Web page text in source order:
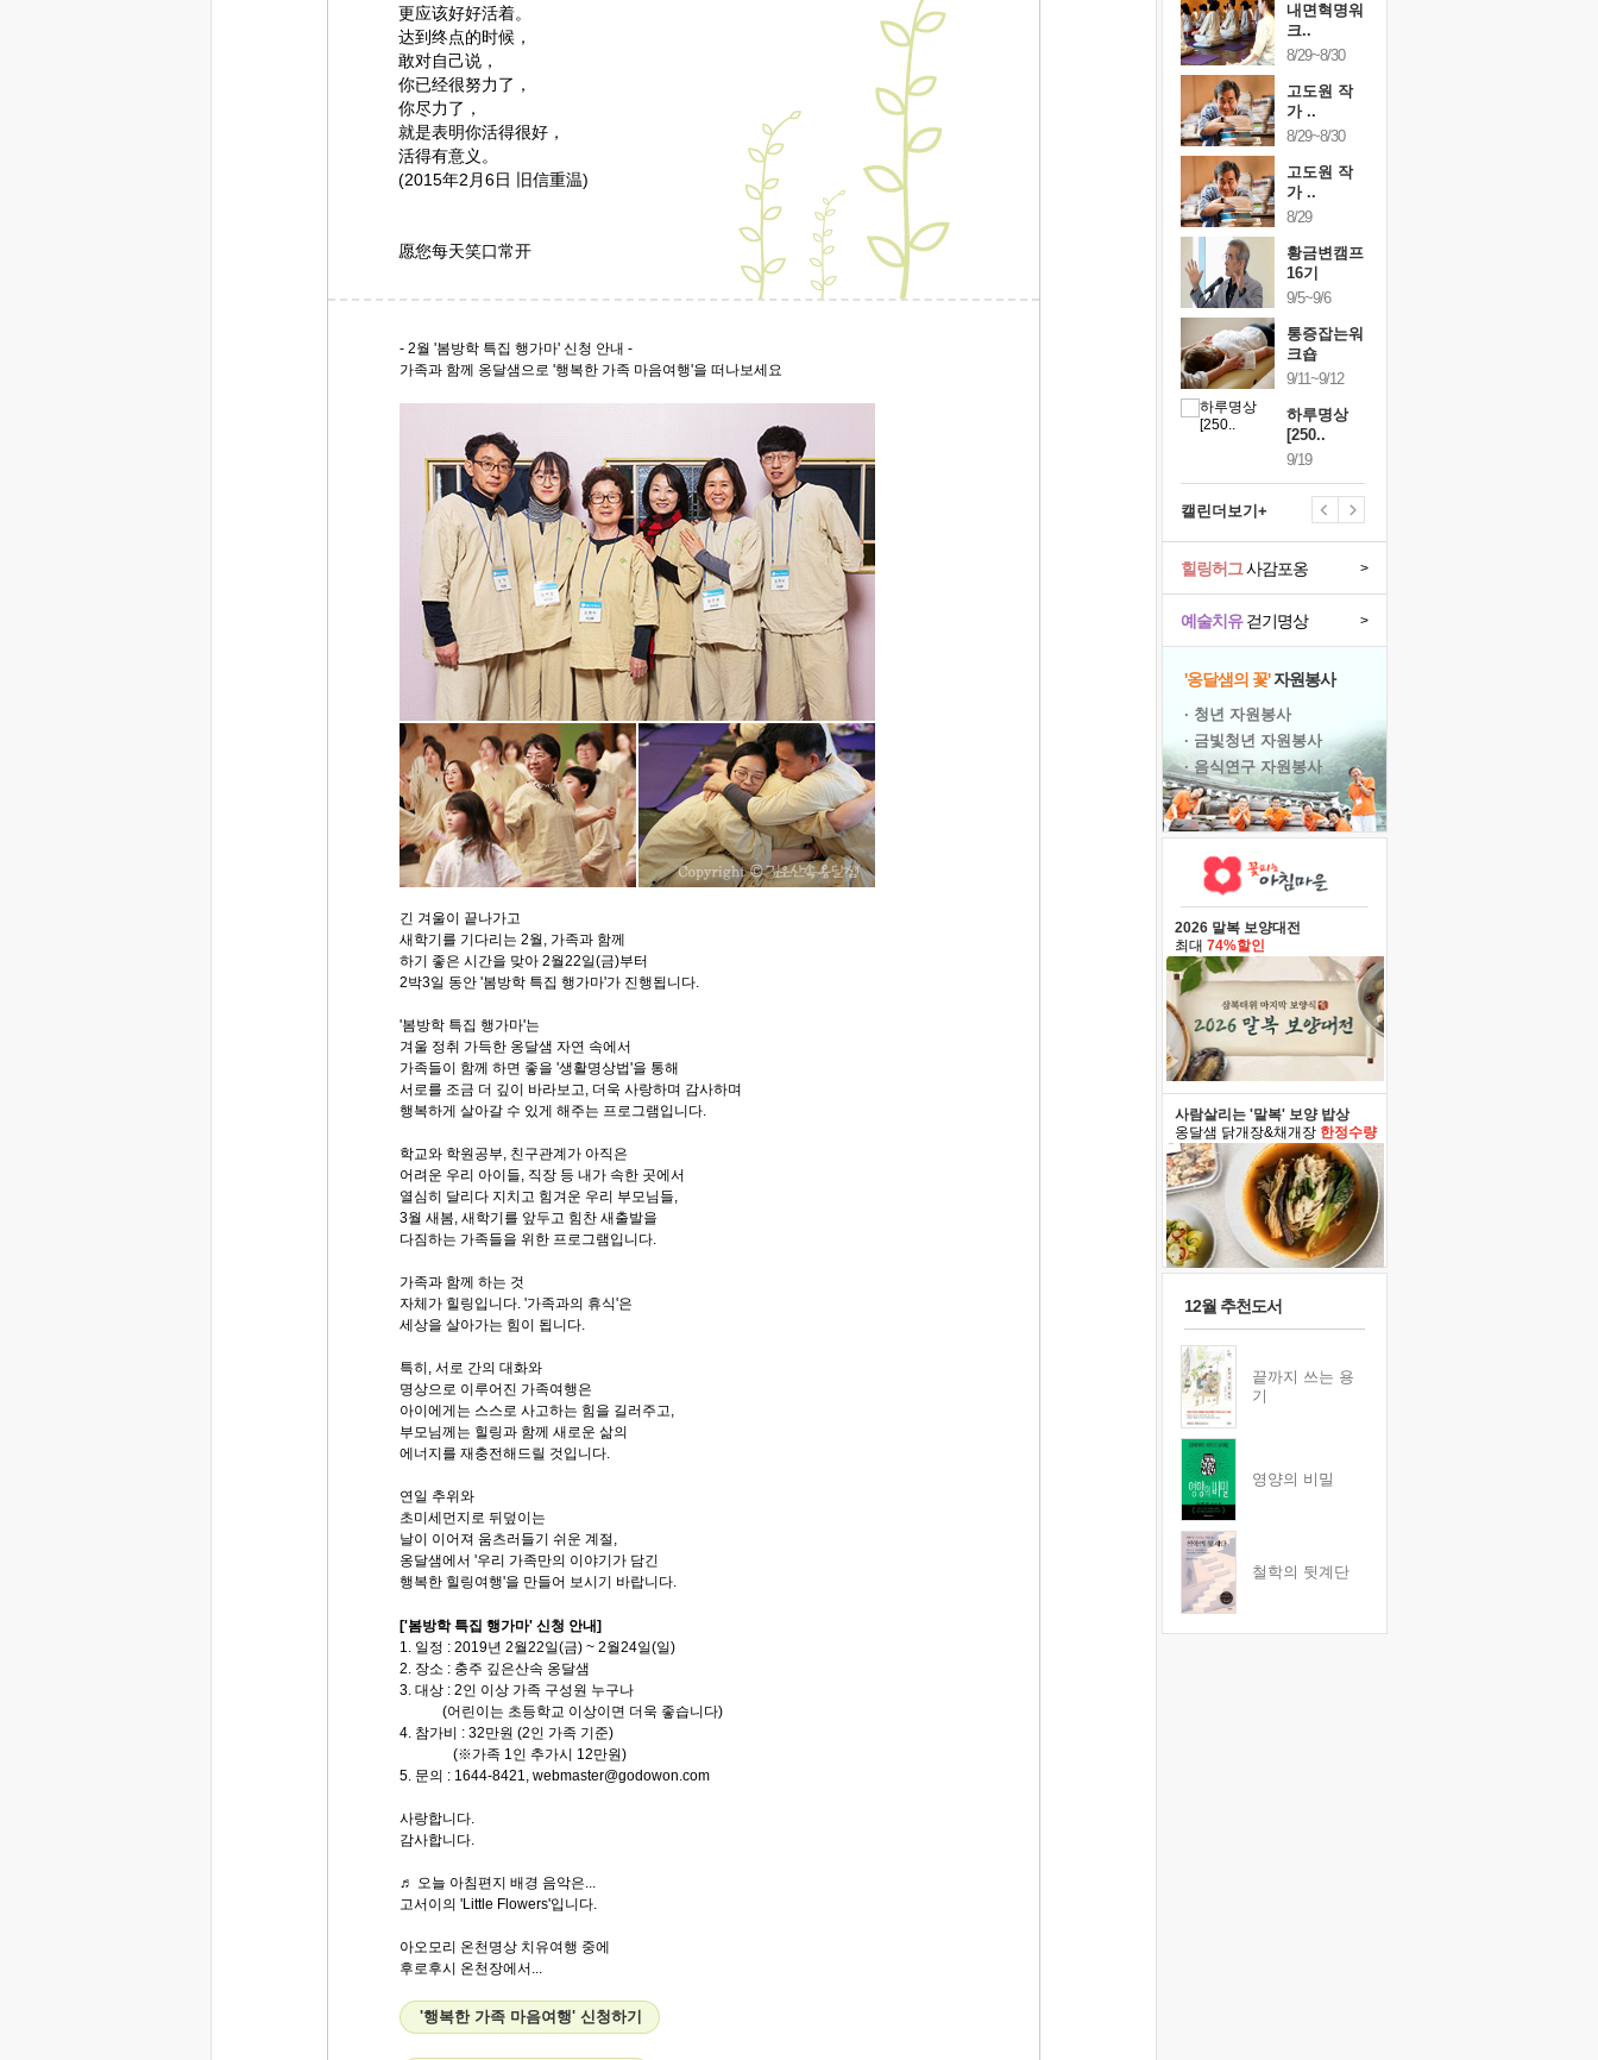
更应该好好活着。
达到终点的时候，
敢对自己说，
你已经很努力了，
你尽力了，
就是表明你活得很好，
活得有意义。
(2015年2月6日 旧信重温)
愿您每天笑口常开
- 2월 '봄방학 특집 행가마' 신청 안내 -
가족과 함께 옹달샘으로 '행복한 가족 마음여행'을 떠나보세요
긴 겨울이 끝나가고
새학기를 기다리는 2월, 가족과 함께
하기 좋은 시간을 맞아 2월22일(금)부터
2박3일 동안 '봄방학 특집 행가마'가 진행됩니다.
'봄방학 특집 행가마'는
겨울 정취 가득한 옹달샘 자연 속에서
가족들이 함께 하면 좋을 '생활명상법'을 통해
서로를 조금 더 깊이 바라보고, 더욱 사랑하며 감사하며
행복하게 살아갈 수 있게 해주는 프로그램입니다.
학교와 학원공부, 친구관계가 아직은
어려운 우리 아이들, 직장 등 내가 속한 곳에서
열심히 달리다 지치고 힘겨운 우리 부모님들,
3월 새봄, 새학기를 앞두고 힘찬 새출발을
다짐하는 가족들을 위한 프로그램입니다.
가족과 함께 하는 것
자체가 힐링입니다. '가족과의 휴식'은
세상을 살아가는 힘이 됩니다.
특히, 서로 간의 대화와
명상으로 이루어진 가족여행은
아이에게는 스스로 사고하는 힘을 길러주고,
부모님께는 힐링과 함께 새로운 삶의
에너지를 재충전해드릴 것입니다.
연일 추위와
초미세먼지로 뒤덮이는
날이 이어져 움츠러들기 쉬운 계절,
옹달샘에서 '우리 가족만의 이야기가 담긴
행복한 힐링여행'을 만들어 보시기 바랍니다.
['봄방학 특집 행가마' 신청 안내]
1. 일정 : 2019년 2월22일(금) ~ 2월24일(일)
2. 장소 : 충주 깊은산속 옹달샘
3. 대상 : 2인 이상 가족 구성원 누구나
(어린이는 초등학교 이상이면 더욱 좋습니다)
4. 참가비 : 32만원 (2인 가족 기준)
(※가족 1인 추가시 12만원)
5. 문의 : 1644-8421, webmaster@godowon.com
사랑합니다.
감사합니다.
♬ 오늘 아침편지 배경 음악은...
고서이의 'Little Flowers'입니다.
아오모리 온천명상 치유여행 중에
후로후시 온천장에서...
'행복한 가족 마음여행' 신청하기
내면혁명워
크..
8/29~8/30
고도원 작
가 ..
8/29~8/30
고도원 작
가 ..
8/29
황금변캠프
16기
9/5~9/6
통증잡는워
크숍
9/11~9/12
하루명상
[250..
9/19
캘린더보기+
예술치유걷기명상 >
힐링허그사감포옹 >
'옹달샘의 꽃'자원봉사
· 청년 자원봉사
· 금빛청년 자원봉사
· 음식연구 자원봉사
2026 말복 보양대전
최대 74%할인
사람살리는 '말복' 보양 밥상
옹달샘 닭개장&채개장 한정수량
12월 추천도서
끝까지 쓰는 용
기
영양의 비밀
철학의 뒷계단